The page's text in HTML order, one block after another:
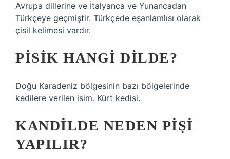
Avrupa dillerine ve İtalyanca ve Yunancadan
Türkçeye geçmiştir. Türkçede eşanlamlısı olarak
çisil kelimesi vardır.
PISIK HANGI DILDE?
Doğu Karadeniz bölgesinin bazı bölgelerinde
kedilere verilen isim. Kürt kedisi.
KANDILDE NEDEN PIŞI
YAPILIR?